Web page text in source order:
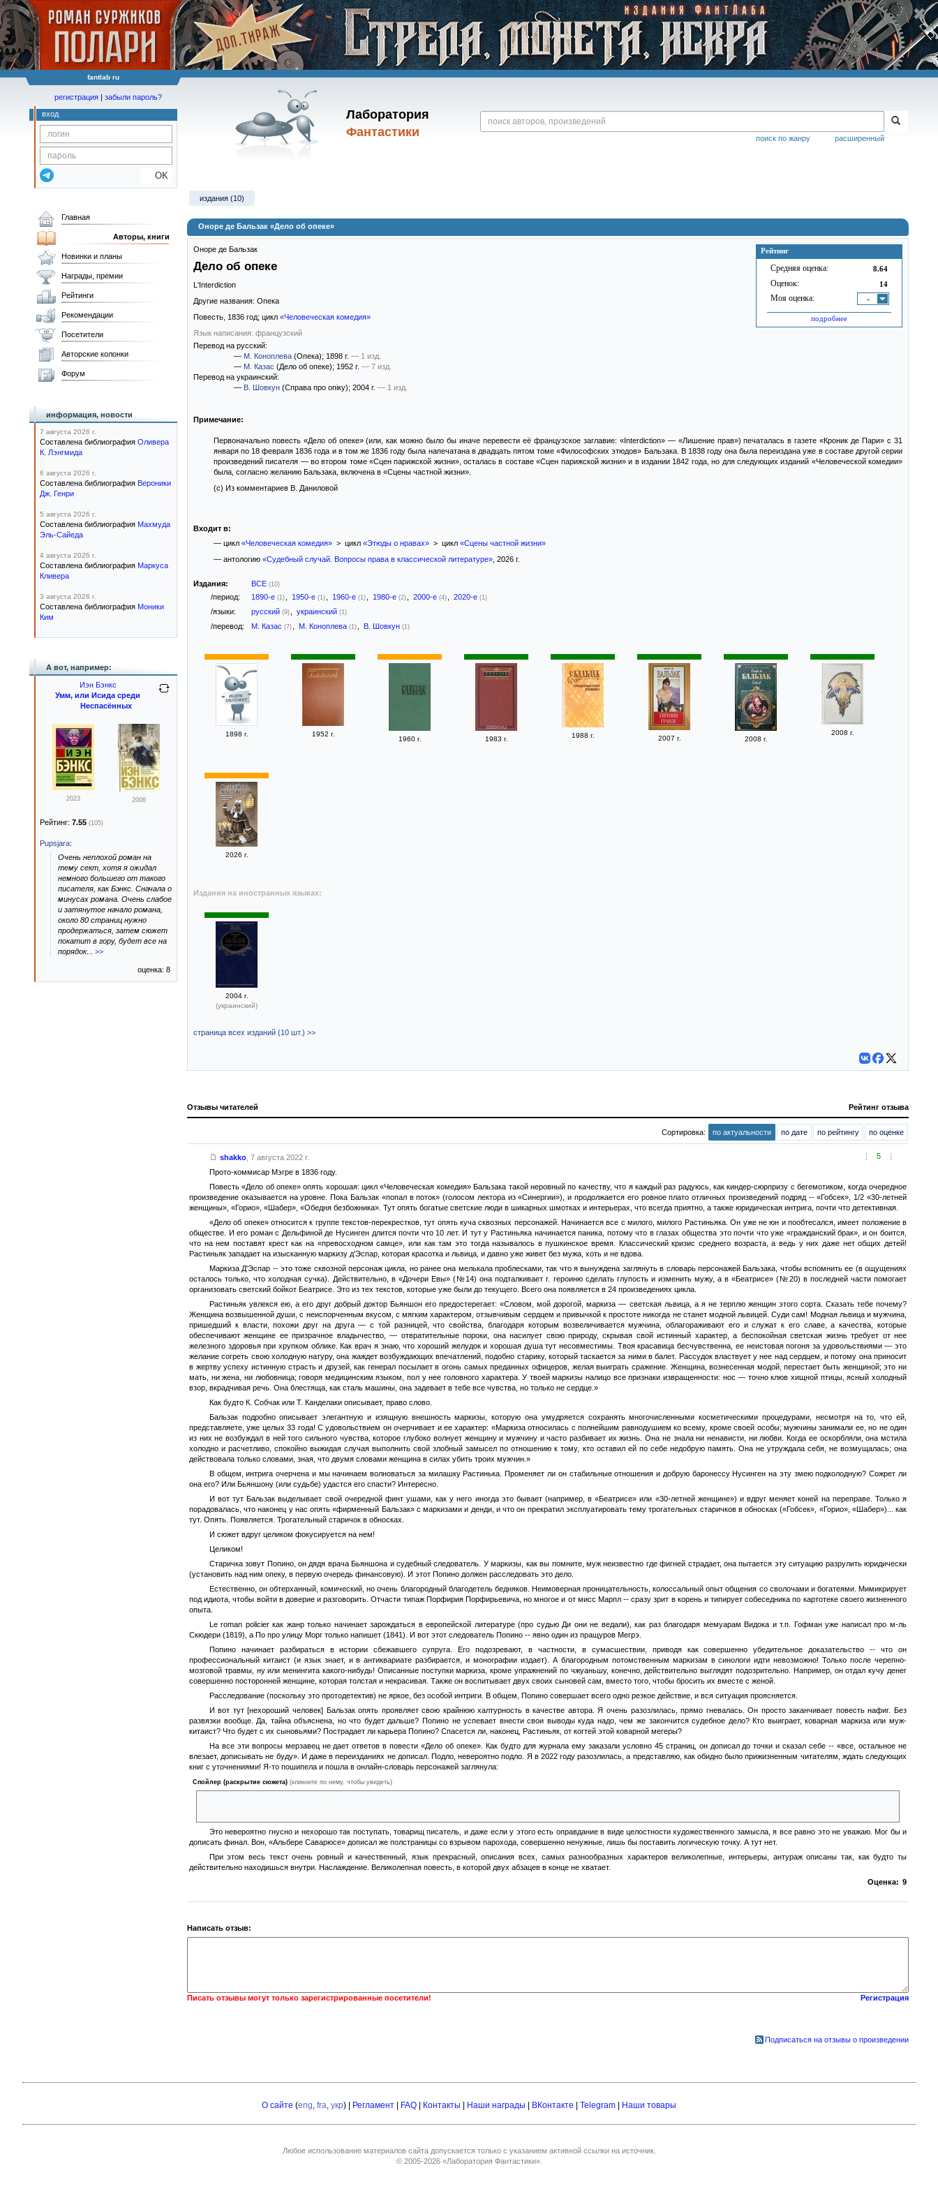
fantlab ru
Лаборатория
Фантастики
расширенный
поиск по жанру
регистрация | забыли пароль?
вход
OK
издания (10)
Оноре де Бальзак «Дело об опеке»
Рейтинг
Средняя оценка: 8.64
Оценок: 14
Моя оценка: -
подробнее
Оноре де Бальзак
Дело об опеке
L'Interdiction
Другие названия: Опека
Повесть, 1836 год; цикл «Человеческая комедия»
Язык написания: французский
Перевод на русский:
— М. Коноплева (Опека); 1898 г. — 1 изд.
— М. Казас (Дело об опеке); 1952 г. — 7 изд.
Перевод на украинский:
— В. Шовкун (Справа про опіку); 2004 г. — 1 изд.
Примечание:
Первоначально повесть «Дело об опеке» (или, как можно было бы иначе перевести её французское заглавие: «Interdiction» — «Лишение прав») печаталась в газете «Кроник де Пари» с 31
января по 18 февраля 1836 года и в том же 1836 году была напечатана в двадцать пятом томе «Философских этюдов» Бальзака. В 1838 году она была переиздана уже в составе другой серии
произведений писателя — во втором томе «Сцен парижской жизни», осталась в составе «Сцен парижской жизни» и в издании 1842 года, но для следующих изданий «Человеческой комедии»
была, согласно желанию Бальзака, включена в «Сцены частной жизни».
(c) Из комментариев В. Даниловой
Входит в:
— цикл «Человеческая комедия»> цикл «Этюды о нравах»> цикл «Сцены частной жизни»
— антологию «Судебный случай. Вопросы права в классической литературе», 2026 г.
Издания: ВСЕ (10)
/период: 1890-е (1) 1950-е (1) 1960-е (1) 1980-е (2) 2000-е (4) 2020-е (1)
/языки: русский (9) украинский (1)
/перевод: М. Казас (7) М. Коноплева (1) В. Шовкун (1)
1898 г. 1952 г.
1960 г. 1983 г. 1988 г. 2007 г. 2008 г.
2008 г.
2026 г.
Издания на иностранных языках:
2004 г.
(украинский)
страница всех изданий (10 шт.) >>
Отзывы читателей Рейтинг отзыва
Сортировка: по актуальности по дате по рейтингу по оценке
[ 5 ]
shakko, 7 августа 2022 г.
Прото-коммисар Мэгре в 1836 году.
Повесть «Дело об опеке» опять хорошая: цикл «Человеческая комедия» Бальзака такой неровный по качеству, что я каждый раз радуюсь, как киндер-сюрпризу с бегемотиком, когда очередное
произведение оказывается на уровне. Пока Бальзак «попал в поток» (голосом лектора из «Синергии»), и продолжается его ровное плато отличных произведений подряд -- «Гобсек», 1/2 «30-летней
женщины», «Горио», «Шабер», «Обедня безбожника». Тут опять богатые светские люди в шикарных шмотках и интерьерах, что всегда приятно, а также юридическая интрига, почти что детективная.
«Дело об опеке» относится к группе текстов-перекрестков, тут опять куча сквозных персонажей. Начинается все с милого, милого Растиньяка. Он уже не юн и пообтесался, имеет положение в
обществе. И его роман с Дельфиной де Нусинген длится почти что 10 лет. И тут у Растиньяка начинается паника, потому что в глазах общества это почти что уже «гражданский брак», и он боится,
что на нем поставят крест как на «превосходном самце», или как там это тогда называлось в пушкинское время. Классический кризис среднего возраста, а ведь у них даже нет общих детей!
Растиньяк западает на изысканную маркизу д'Эспар, которая красотка и львица, и давно уже живет без мужа, хоть и не вдова.
Маркиза Д'Эспар -- это тоже сквозной персонаж цикла, но ранее она мелькала проблесками, так что я вынуждена заглянуть в словарь персонажей Бальзака, чтобы вспомнить ее (в ощущениях
осталось только, что холодная сучка). Действительно, в «Дочери Евы» (№14) она подталкивает г. героиню сделать глупость и изменить мужу, а в «Беатрисе» (№20) в последней части помогает
организовать светский бойкот Беатрисе. Это из тех текстов, которые уже были до текущего. Всего она появляется в 24 произведениях цикла.
Растиньяк увлекся ею, а его друг добрый доктор Бьяншон его предостерегает: «Словом, мой дорогой, маркиза — светская львица, а я не терплю женщин этого сорта. Сказать тебе почему?
Женщина возвышенной души, с неиспорченным вкусом, с мягким характером, отзывчивым сердцем и привычкой к простоте никогда не станет модной львицей. Суди сам! Модная львица и мужчина,
пришедший к власти, похожи друг на друга — с той разницей, что свойства, благодаря которым возвеличивается мужчина, облагораживают его и служат к его славе, а качества, которые
обеспечивают женщине ее призрачное владычество, — отвратительные пороки, она насилует свою природу, скрывая свой истинный характер, а беспокойная светская жизнь требует от нее
железного здоровья при хрупком облике. Как врач я знаю, что хороший желудок и хорошая душа тут несовместимы. Твоя красавица бесчувственна, ее неистовая погоня за удовольствиями — это
желание согреть свою холодную натуру, она жаждет возбуждающих впечатлений, подобно старику, который таскается за ними в балет. Рассудок властвует у нее над сердцем, и потому она приносит
в жертву успеху истинную страсть и друзей, как генерал посылает в огонь самых преданных офицеров, желая выиграть сражение. Женщина, вознесенная модой, перестает быть женщиной; это ни
мать, ни жена, ни любовница; говоря медицинским языком, пол у нее головного характера. У твоей маркизы налицо все признаки извращенности: нос — точно клюв хищной птицы, ясный холодный
взор, вкрадчивая речь. Она блестяща, как сталь машины, она задевает в тебе все чувства, но только не сердце.»
Как будто К. Собчак или Т. Канделаки описывает, право слово.
Бальзак подробно описывает элегантную и изящную внешность маркизы, которую она умудряется сохранять многочисленными косметическими процедурами, несмотря на то, что ей,
представляете, уже целых 33 года! С удовольствием он очерчивает и ее характер: «Маркиза относилась с полнейшим равнодушием ко всему, кроме своей особы; мужчины занимали ее, но не один
из них не возбуждал в ней того сильного чувства, которое глубоко волнует женщину и мужчину и часто разбивает их жизнь. Она не знала ни ненависти, ни любви. Когда ее оскорбляли, она мстила
холодно и расчетливо, спокойно выжидая случая выполнить свой злобный замысел по отношению к тому, кто оставил ей по себе недобрую память. Она не утруждала себя, не возмущалась; она
действовала только словами, зная, что двумя словами женщина в силах убить троих мужчин.»
В общем, интрига очерчена и мы начинаем волноваться за милашку Растинька. Променяет ли он стабильные отношения и добрую баронессу Нусинген на эту змею подколодную? Сожрет ли
она его? Или Бьяншону (или судьбе) удастся его спасти? Интересно.
И вот тут Бальзак выделывает свой очередной финт ушами, как у него иногда это бывает (например, в «Беатрисе» или «30-летней женщине») и вдруг меняет коней на переправе. Только я
порадовалась, что наконец у нас опять «фирменный Бальзак» с маркизами и денди, и что он прекратил эксплуатировать тему трогательных старичков в обносках («Гобсек», «Горио», «Шабер»)... как
тут. Опять. Появляется. Трогательный старичок в обносках.
И сюжет вдруг целиком фокусируется на нем!
Целиком!
Старичка зовут Попино, он дядя врача Бьяншона и судебный следователь. У маркизы, как вы помните, муж неизвестно где фигней страдает, она пытается эту ситуацию разрулить юридически
(установить над ним опеку, в первую очередь финансовую). И этот Попино должен расследовать это дело.
Естественно, он обтерханный, комический, но очень благородный благодетель бедняков. Неимоверная проницательность, колоссальный опыт общения со сволочами и богатеями. Мимикрирует
под идиота, чтобы войти в доверие и разговорить. Отчасти типаж Порфирия Порфирьевича, но многое и от мисс Марпл -- сразу зрит в корень и типирует собеседника по картотеке своего жизненного
опыта.
Le roman policier как жанр только начинает зарождаться в европейской литературе (про судью Ди они не ведали), как раз благодаря мемуарам Видока и т.п. Гофман уже написал про м-ль
Скюдери (1819), а По про улицу Морг только напишет (1841). И вот этот следователь Попино -- явно один из пращуров Мегрэ.
Попино начинает разбираться в истории сбежавшего супруга. Его подозревают, в частности, в сумасшествии, приводя как совершенно убедительное доказательство -- что он
профессиональный китаист (и язык знает, и в антиквариате разбирается, и монографии издает). А благородным потомственным маркизам в синологи идти невозможно! Только после черепно-
мозговой травмы, ну или менингита какого-нибудь! Описанные поступки маркиза, кроме упражнений по чжуаньшу, конечно, действительно выглядят подозрительно. Например, он отдал кучу денег
совершенно посторонней женщине, которая толстая и некрасивая. Также он воспитывает двух своих сыновей сам, вместо того, чтобы бросить их вместе с женой.
Расследование (поскольку это протодетектив) не яркое, без особой интриги. В общем, Попино совершает всего одно резкое действие, и вся ситуация проясняется.
И вот тут [нехороший человек] Бальзак опять проявляет свою крайнюю халтурность в качестве автора. Я очень разозлилась, прямо гневалась. Он просто заканчивает повесть нафиг. Без
развязки вообще. Да, тайна объяснена, но что будет дальше? Попино не успевает внести свои выводы куда надо, чем же закончится судебное дело? Кто выиграет, коварная маркиза или муж-
китаист? Что будет с их сыновьями? Пострадает ли карьера Попино? Спасется ли, наконец, Растиньяк, от когтей этой коварной мегеры?
На все эти вопросы мерзавец не дает ответов в повести «Дело об опеке». Как будто для журнала ему заказали условно 45 страниц, он дописал до точки и сказал себе -- «все, остальное не
влезает, дописывать не буду». И даже в переизданиях не дописал. Подло, невероятно подло. Я в 2022 году разозлилась, а представляю, как обидно было прижизненным читателям, ждать следующих
книг с уточнениями! Я-то пошипела и пошла в онлайн-словарь персонажей заглянула:
Спойлер (раскрытие сюжета) (кликните по нему, чтобы увидеть)
Это невероятно гнусно и нехорошо так поступать, товарищ писатель, и даже если у этого есть оправдание в виде целостности художественного замысла, я все равно это не уважаю. Мог бы и
дописать финал. Вон, «Альбере Саварюсе» дописал же полстраницы со взрывом парохода, совершенно ненужные, лишь бы поставить логическую точку. А тут нет.
При этом весь текст очень ровный и качественный, язык прекрасный, описания всех, самых разнообразных характеров великолепные, интерьеры, антураж описаны так, как будто ты
действительно находишься внутри. Наслаждение. Великолепная повесть, в которой двух абзацев в конце не хватает.
Оценка: 9
Написать отзыв:
Писать отзывы могут только зарегистрированные посетители! Регистрация
Подписаться на отзывы о произведении
Главная
Авторы, книги
Новинки и планы
Награды, премии
Рейтинги
Рекомендации
Посетители
Авторские колонки
Форум
информация, новости
7 августа 2026 г.
Составлена библиография Оливера
К. Лэнгмида
6 августа 2026 г.
Составлена библиография Вероники
Дж. Генри
5 августа 2026 г.
Составлена библиография Махмуда
Эль-Сайеда
4 августа 2026 г.
Составлена библиография Маркуса
Кливера
3 августа 2026 г.
Составлена библиография Моники
Ким
А вот, например:
Иэн Бэнкс
Умм, или Исида среди
Неспасённых
2023 2006
Рейтинг: 7.55 (105)
Pupsjara:
Очень неплохой роман на
тему сект, хотя я ожидал
немного большего от такого
писателя, как Бэнкс. Сначала о
минусах романа. Очень слабое
и затянутое начало романа,
около 80 страниц нужно
продержаться, затем сюжет
покатит в гору, будет все на
порядок... >>
оценка: 8
О сайте (eng, fra, укр) | Регламент FAQ Контакты Наши награды ВКонтакте Telegram Наши товары
Любое использование материалов сайта допускается только с указанием активной ссылки на источник.
© 2005-2026 «Лаборатория Фантастики».